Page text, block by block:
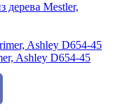
дерева Mestler,
Ashley D654-45